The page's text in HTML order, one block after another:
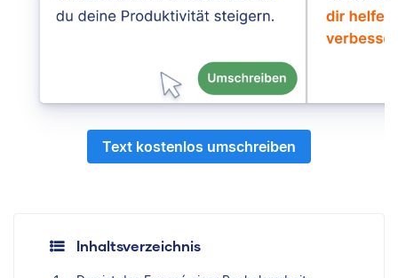
Text kostenlos umschreiben
Inhaltsverzeichnis